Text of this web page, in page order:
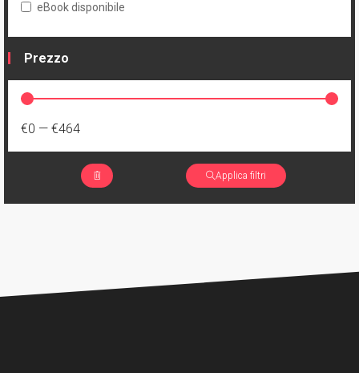
eBook disponibile
Prezzo
€0 — €464
Applica filtri